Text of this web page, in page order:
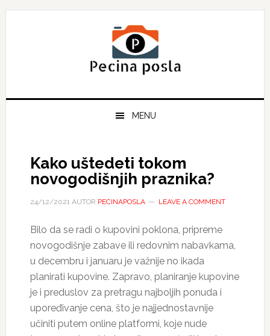
Skip
Skip
Skip
MENU
Kako uštedeti tokom
novogodišnjih praznika?
24/12/2021AUTOR PECINAPOSLA LEAVE A COMMENT
Bilo da se radi o kupovini poklona, pripreme
novogodišnje zabave ili redovnim nabavkama,
u decembru i januaru je važnije no ikada
planirati kupovine. Zapravo, planiranje kupovine
je i preduslov za pretragu najboljih ponuda i
upoređivanje cena, što je najjednostavnije
učiniti putem online platformi, koje nude